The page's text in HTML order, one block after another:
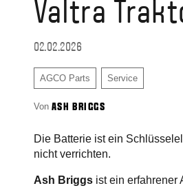
Valtra
02.02.2026
AGCO Parts Service
Von ASH BRIGGS
Die Batterie ist ein
nicht verrichten.
Ash Briggsist ein erfahrener